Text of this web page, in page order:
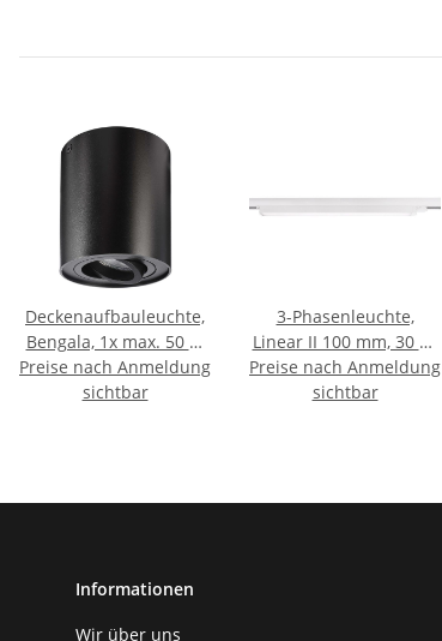
Deckenaufbauleuchte,
Bengala, 1x max. 50 W
GU10, Schwarz, 220-240
V/AC
Preise nach Anmeldung
sichtbar
3-Phasenleuchte,
Linear II 100 mm, 30 W,
4000 K, Weiß, 220-240
V/AC
Preise nach Anmeldung
sichtbar
Informationen
Wir über uns